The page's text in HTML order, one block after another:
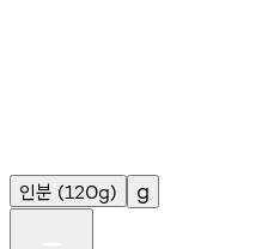
인분 (120g) g